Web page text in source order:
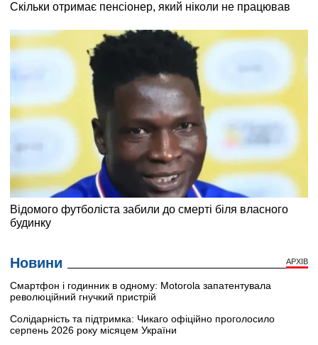
Новини АРХІВ
Смартфон і годинник в одному: Motorola запатентувала
революційний гнучкий пристрій
Солідарність та підтримка: Чикаго офіційно проголосило
серпень 2026 року місяцем України